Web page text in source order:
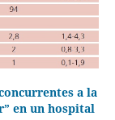
a la
en un hospital